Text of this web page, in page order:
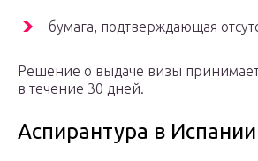
бумага, подтверждающая
Решение о выдаче визы
в течение 30 дней.
Аспирантура в Испании